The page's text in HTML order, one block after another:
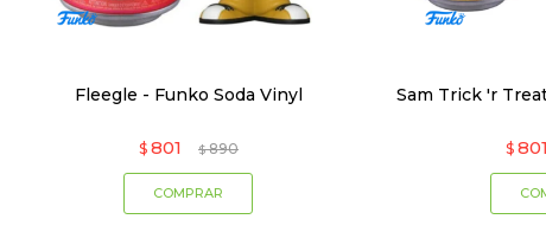
Fleegle - Funko Soda Vinyl
$ 801 $ 890
Sam Trick 'r
$ 801